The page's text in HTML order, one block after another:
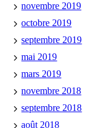
novembre 2019
octobre 2019
septembre 2019
mai 2019
mars 2019
novembre 2018
septembre 2018
août 2018